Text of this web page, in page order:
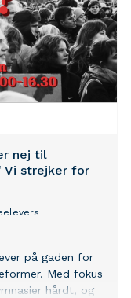
nej til
Vi strejker for
på gaden for
Med fokus
hårdt, og